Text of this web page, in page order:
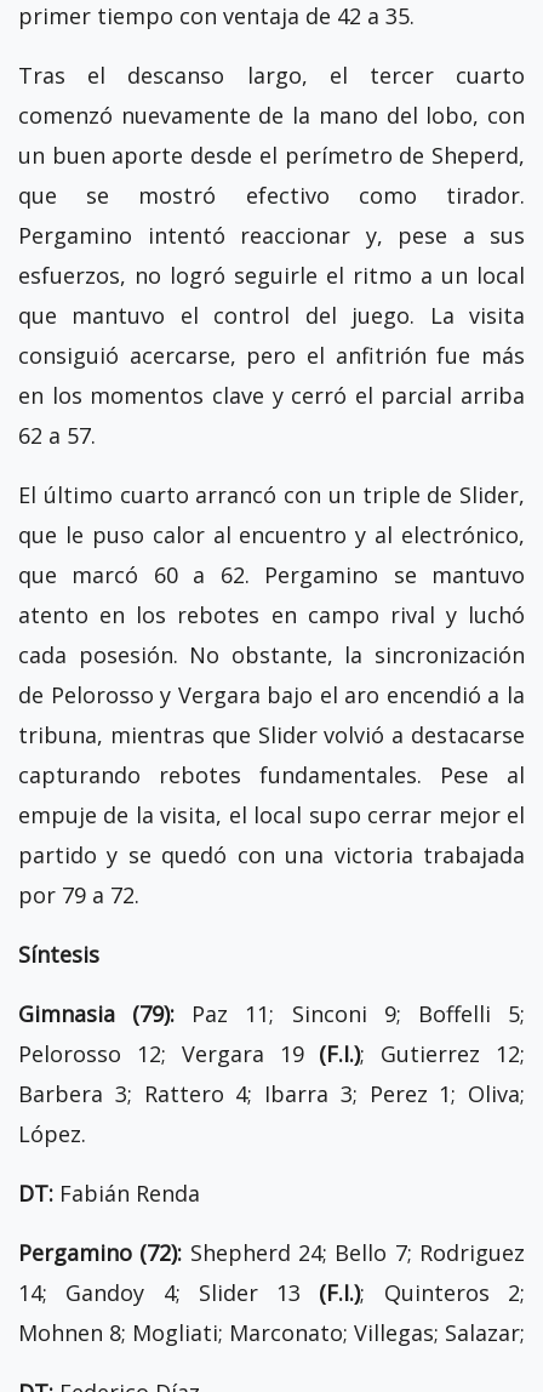
primer tiempo con ventaja de 42 a 35.
Tras el descanso largo, el tercer cuarto
comenzó nuevamente de la mano del lobo, con
un buen aporte desde el perímetro de Sheperd,
que se mostró efectivo como tirador.
Pergamino intentó reaccionar y, pese a sus
esfuerzos, no logró seguirle el ritmo a un local
que mantuvo el control del juego. La visita
consiguió acercarse, pero el anfitrión fue más
en los momentos clave y cerró el parcial arriba
62 a 57.
El último cuarto arrancó con un triple de Slider,
que le puso calor al encuentro y al electrónico,
que marcó 60 a 62. Pergamino se mantuvo
atento en los rebotes en campo rival y luchó
cada posesión. No obstante, la sincronización
de Pelorosso y Vergara bajo el aro encendió a la
tribuna, mientras que Slider volvió a destacarse
capturando rebotes fundamentales. Pese al
empuje de la visita, el local supo cerrar mejor el
partido y se quedó con una victoria trabajada
por 79 a 72.
Síntesis
Gimnasia (79): Paz 11; Sinconi 9; Boffelli 5;
Pelorosso 12; Vergara 19 (F.I.); Gutierrez 12;
Barbera 3; Rattero 4; Ibarra 3; Perez 1; Oliva;
López.
DT: Fabián Renda
Pergamino (72): Shepherd 24; Bello 7; Rodriguez
14; Gandoy 4; Slider 13 (F.I.); Quinteros 2;
Mohnen 8; Mogliati; Marconato; Villegas; Salazar;